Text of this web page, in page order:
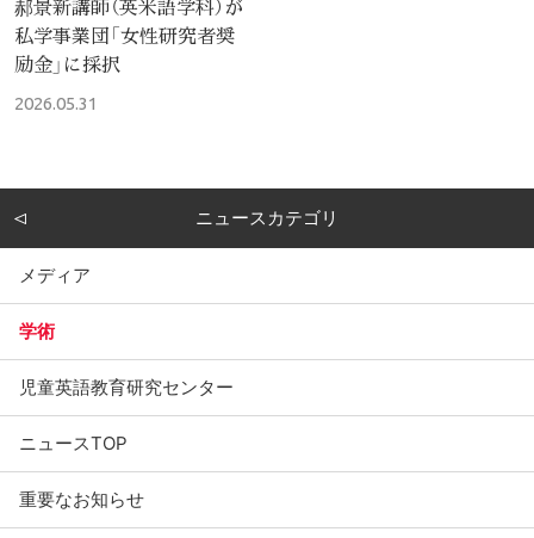
郝景新講師（英米語学科）が
私学事業団「女性研究者奨
励金」に採択
2026.05.31
ニュースカテゴリ
メディア
学術
児童英語教育研究センター
ニュースTOP
重要なお知らせ